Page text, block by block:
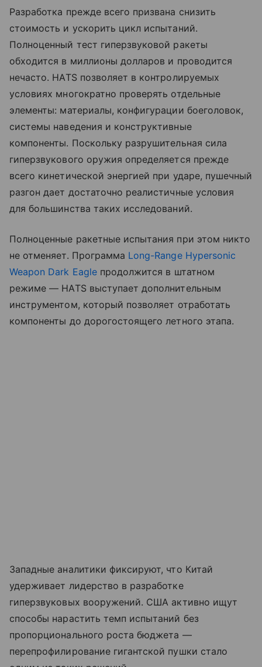
Разработка прежде всего призвана снизить
стоимость и ускорить цикл испытаний.
Полноценный тест гиперзвуковой ракеты
обходится в миллионы долларов и проводится
нечасто. HATS позволяет в контролируемых
условиях многократно проверять отдельные
элементы: материалы, конфигурации боеголовок,
системы наведения и конструктивные
компоненты. Поскольку разрушительная сила
гиперзвукового оружия определяется прежде
всего кинетической энергией при ударе, пушечный
разгон дает достаточно реалистичные условия
для большинства таких исследований.
Полноценные ракетные испытания при этом никто
не отменяет. Программа Long-Range Hypersonic
Weapon Dark Eagleпродолжится в штатном
режиме — HATS выступает дополнительным
инструментом, который позволяет отработать
компоненты до дорогостоящего летного этапа.
Западные аналитики фиксируют, что Китай
удерживает лидерство в разработке
гиперзвуковых вооружений. США активно ищут
способы нарастить темп испытаний без
пропорционального роста бюджета —
перепрофилирование гигантской пушки стало